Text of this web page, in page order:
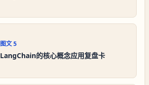
图文5
LangChain的核心概念应用复盘卡